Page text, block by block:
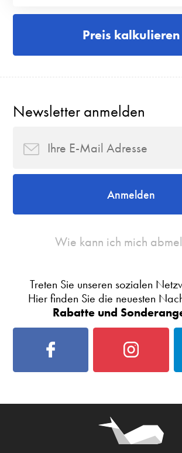
Preis kalkulieren
Newsletter anmelden
Anmelden
Wie kann ich mich
Treten Sie unseren sozialen
Hier finden Sie die neuesten
Rabatte und